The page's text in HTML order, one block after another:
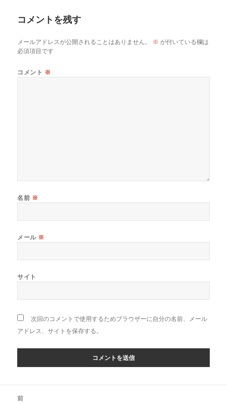
コメントを残す
メールアドレスが公開されることはありません。 ※ が付いている欄は
必須項目です
コメント ※
名前 ※
メール ※
サイト
次回のコメントで使用するためブラウザーに自分の名前、メール
アドレス、サイトを保存する。
前